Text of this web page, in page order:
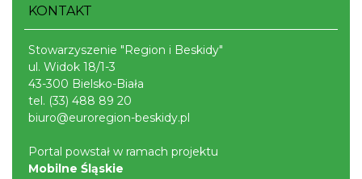
KONTAKT
Stowarzyszenie "Region i Beskidy"
ul. Widok 18/1-3
43-300 Bielsko-Biała
tel. (33) 488 89 20
biuro@euroregion-beskidy.pl
Portal powstał w ramach projektu
Mobilne Śląskie